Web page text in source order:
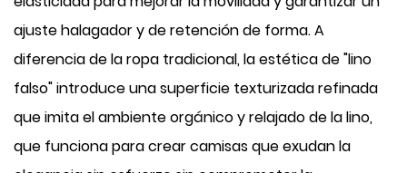
ajuste halagador y de retención de forma. A
diferencia de la ropa tradicional, la estética de "lino
falso" introduce una superficie texturizada refinada
que imita el ambiente orgánico y relajado de la lino,
que funciona para crear camisas que exudan la